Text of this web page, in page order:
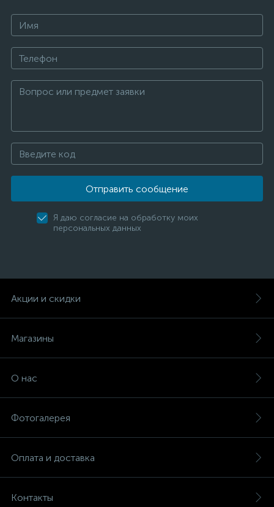
Отправить сообщение
Я даю согласие на обработку моих
персональных данных
Акции и скидки
Магазины
О нас
Фотогалерея
Оплата и доставка
Контакты